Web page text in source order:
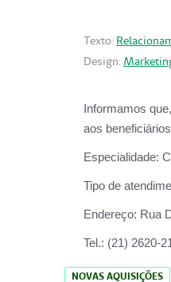
Texto:
Design:
Informamos
aos
Especialidade:
Tipo de
Endereço: Rua
Tel.: (21) 2620-
NOVAS AQUISIÇÕES